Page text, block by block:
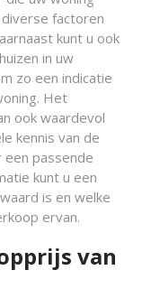
factoren
kunt u ook
in uw
zo een indicatie
Het
ook waardevol
kennis van de
een passende
kunt u een
is en welke
ervan.
van